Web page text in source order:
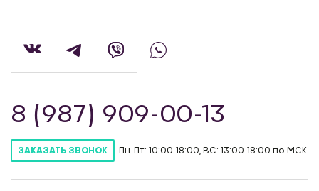
8 (987) 909-00-13
ЗАКАЗАТЬ ЗВОНОК Пн-Пт: 10:00-18:00, ВС: 13:00-18:00 по МСК.